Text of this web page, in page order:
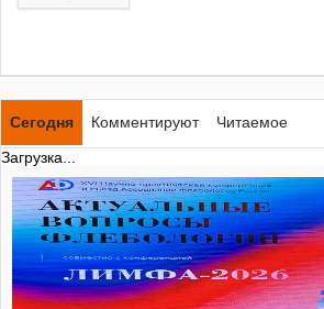
Сегодня Комментируют
Читаемое
Загрузка...